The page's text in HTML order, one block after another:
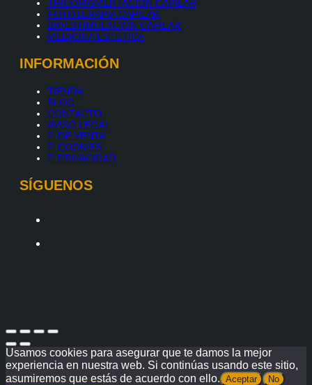
TRICOPIGMENTACIÓN CAPILAR
FOTOTERAPIA CAPILAR
BIOESTIMULACIÓN CAPILAR
MEDICINA ESTÉTICA
INFORMACIÓN
TIENDA
BLOG
CONTACTO
AVISO LEGAL
P. DE VENTA
P. COOKIES
P. PRIVACIDAD
SÍGUENOS
Usamos cookies para asegurar que te damos la mejor
experiencia en nuestra web. Si continúas usando este sitio,
asumiremos que estás de acuerdo con ello. Aceptar
No